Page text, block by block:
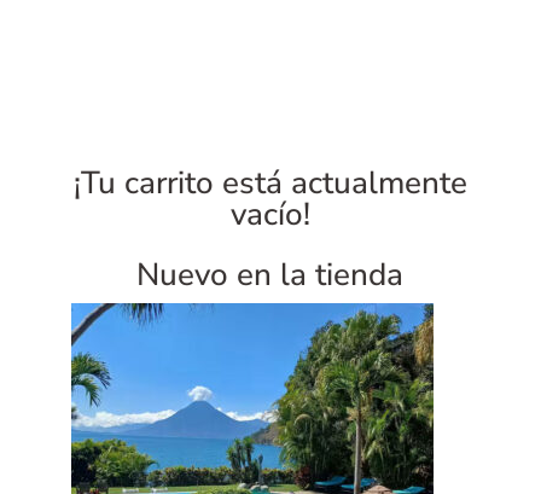
¡Tu carrito está actualmente
vacío!
Nuevo en la tienda